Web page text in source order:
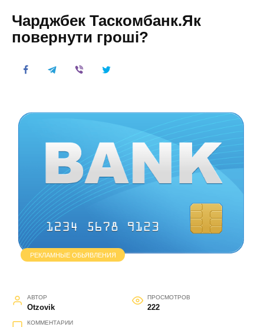
Чарджбек Таскомбанк.Як
повернути гроші?
РЕКЛАМНЫЕ ОБЬЯВЛЕНИЯ
АВТОР
Otzovik
ПРОСМОТРОВ
222
КОММЕНТАРИИ